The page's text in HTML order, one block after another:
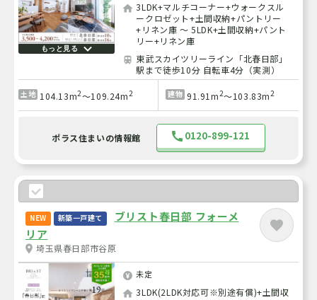
もっと見る
3LDK+マルチコーナー+ウォークスル
ークロゼット+土間収納+パントリー
+リネン庫 ～ 5LDK+土間収納+パント
リー+リネン庫
東武スカイツリーライン「北春日部」
駅まで徒歩10分 自転車4分（実測）
土地 104.13m2～109.24m2 建物 91.91m2～103.83m2
ポラス住まいの情報館 0120-899-121
NEW 新築一戸建て
ブリスト春日部 フォーメ
リア
埼玉県春日部市谷原
未定
3LDK(2LDK対応可※別途有償)+土間収